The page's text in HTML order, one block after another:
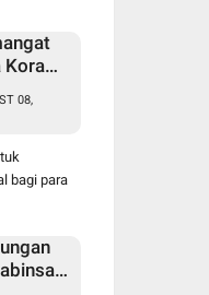
08,
bagi para